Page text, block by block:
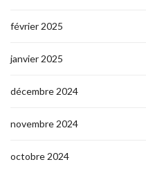
février 2025
janvier 2025
décembre 2024
novembre 2024
octobre 2024